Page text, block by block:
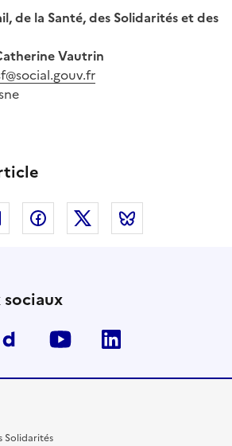
de la Santé, des Solidarités et des
Vautrin
Linkedin FacebookTwitter
sociaux
Dailymotion
youtube
Solidarités